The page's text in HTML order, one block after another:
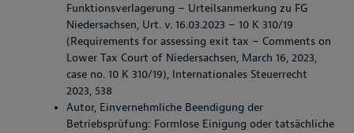
Funktionsverlagerung – Urteilsanmerkung zu FG
Niedersachsen, Urt. v. 16.03.2023 – 10 K 310/19
(Requirements for assessing exit tax – Comments on
Lower Tax Court of Niedersachsen, March 16, 2023,
case no. 10 K 310/19), Internationales Steuerrecht
2023, 538
Autor, Einvernehmliche Beendigung der
Betriebsprüfung: Formlose Einigung oder tatsächliche